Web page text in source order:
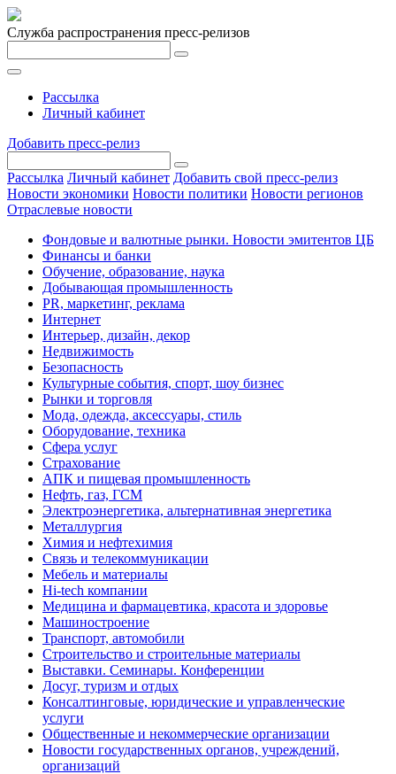
Служба распространения пресс-релизов
Рассылка
Личный кабинет
Добавить пресс-релиз
Рассылка Личный кабинет Добавить свой пресс-релиз
Новости экономики Новости политики Новости регионов
Отраслевые новости
Фондовые и валютные рынки. Новости эмитентов ЦБ
Финансы и банки
Обучение, образование, наука
Добывающая промышленность
PR, маркетинг, реклама
Интернет
Интерьер, дизайн, декор
Недвижимость
Безопасность
Культурные события, спорт, шоу бизнес
Рынки и торговля
Мода, одежда, аксессуары, стиль
Оборудование, техника
Сфера услуг
Страхование
АПК и пищевая промышленность
Нефть, газ, ГСМ
Электроэнергетика, альтернативная энергетика
Металлургия
Химия и нефтехимия
Связь и телекоммуникации
Мебель и материалы
Hi-tech компании
Медицина и фармацевтика, красота и здоровье
Машиностроение
Транспорт, автомобили
Строительство и строительные материалы
Выставки. Семинары. Конференции
Досуг, туризм и отдых
Консалтинговые, юридические и управленческие
услуги
Общественные и некоммерческие организации
Новости государственных органов, учреждений,
организаций